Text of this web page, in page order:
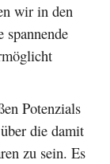
wir in den
spannende
Potenzials
die damit
zu sein. Es